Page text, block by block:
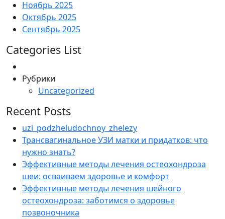
Ноябрь 2025
Октябрь 2025
Сентябрь 2025
Categories List
Рубрики
Uncategorized
Recent Posts
uzi_podzheludochnoy_zhelezy
Трансвагинальное УЗИ матки и придатков: что
нужно знать?
Эффективные методы лечения остеохондроза
шеи: осваиваем здоровье и комфорт
Эффективные методы лечения шейного
остеохондроза: заботимся о здоровье
позвоночника